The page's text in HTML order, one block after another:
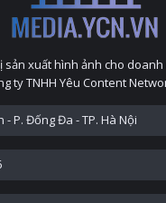
sản xuất hình ảnh cho
ty TNHH Yêu Content
- P. Đống Đa - TP. Hà Nội